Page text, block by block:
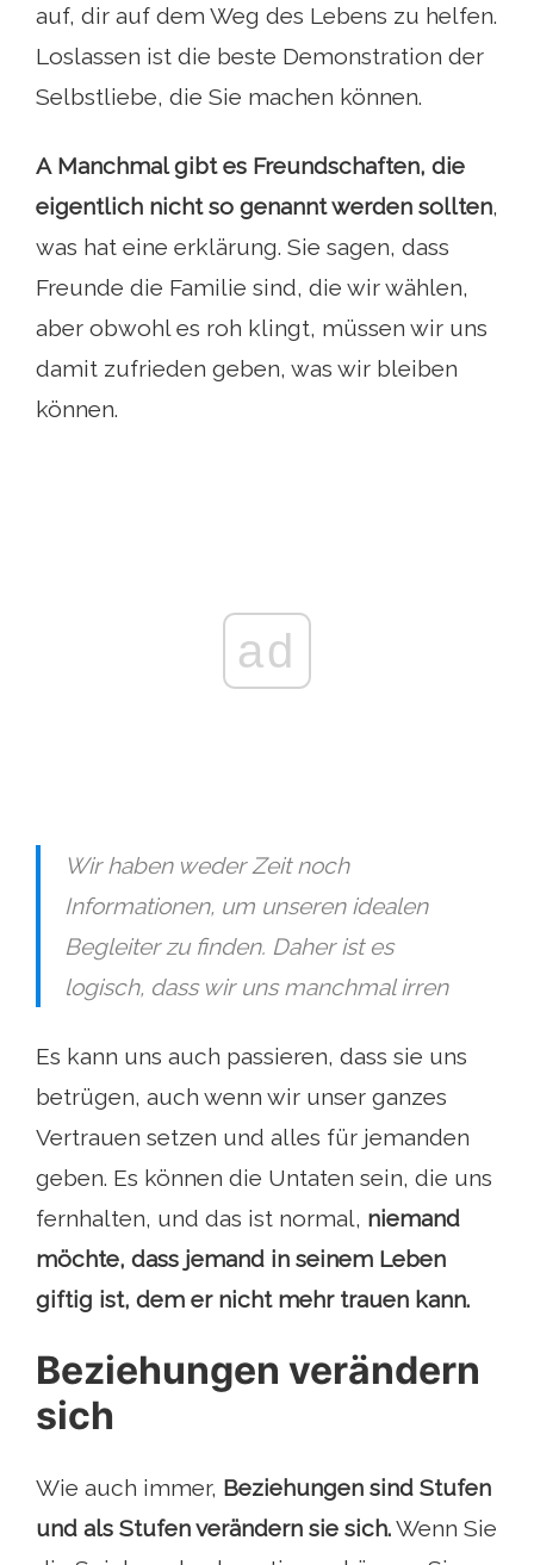
auf, dir auf dem Weg des Lebens zu helfen.
Loslassen ist die beste Demonstration der
Selbstliebe, die Sie machen können.
A Manchmal gibt es Freundschaften, die
eigentlich nicht so genannt werden sollten,
was hat eine erklärung. Sie sagen, dass
Freunde die Familie sind, die wir wählen,
aber obwohl es roh klingt, müssen wir uns
damit zufrieden geben, was wir bleiben
können.
ad
Wir haben weder Zeit noch
Informationen, um unseren idealen
Begleiter zu finden. Daher ist es
logisch, dass wir uns manchmal irren
Es kann uns auch passieren, dass sie uns
betrügen, auch wenn wir unser ganzes
Vertrauen setzen und alles für jemanden
geben. Es können die Untaten sein, die uns
fernhalten, und das ist normal, niemand
möchte, dass jemand in seinem Leben
giftig ist, dem er nicht mehr trauen kann.
Beziehungen verändern
sich
Wie auch immer, Beziehungen sind Stufen
und als Stufen verändern sie sich.Wenn Sie